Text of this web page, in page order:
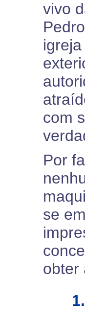
vivo
com
Por
se
obter